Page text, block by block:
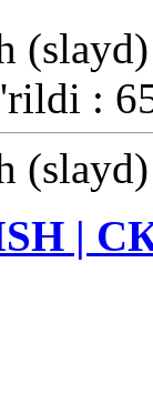
(slayd)
:
(slayd)
|